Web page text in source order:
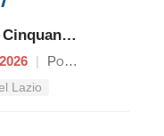
La Mostra del Cinquantesimo
Poggio Mirteto
Lazio